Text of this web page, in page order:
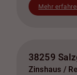
Mehr
38259
Zinshaus /